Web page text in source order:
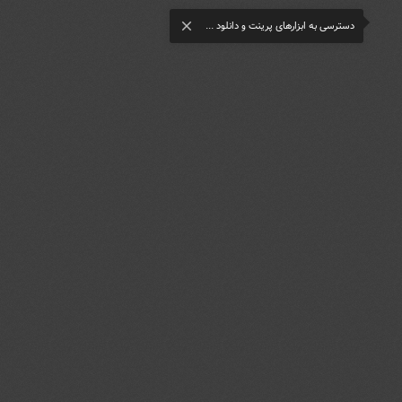
دسترسی به ابزارهای پرینت و دانلود ... close